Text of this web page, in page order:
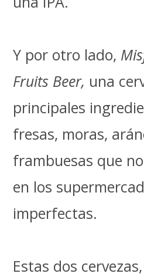
Y por otro lado,
Fruits Beer, una
principales
fresas, moras,
frambuesas que
en los
imperfectas.
Estas dos